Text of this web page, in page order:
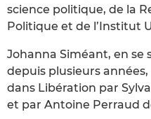
science politique, de la
Politique et de l’Institut
Johanna Siméant, en se
depuis plusieurs
dans Libération par
et par Antoine Perraud